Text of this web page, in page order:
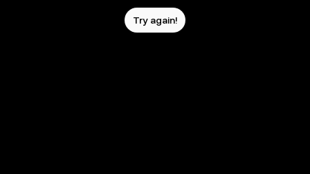
Try again!